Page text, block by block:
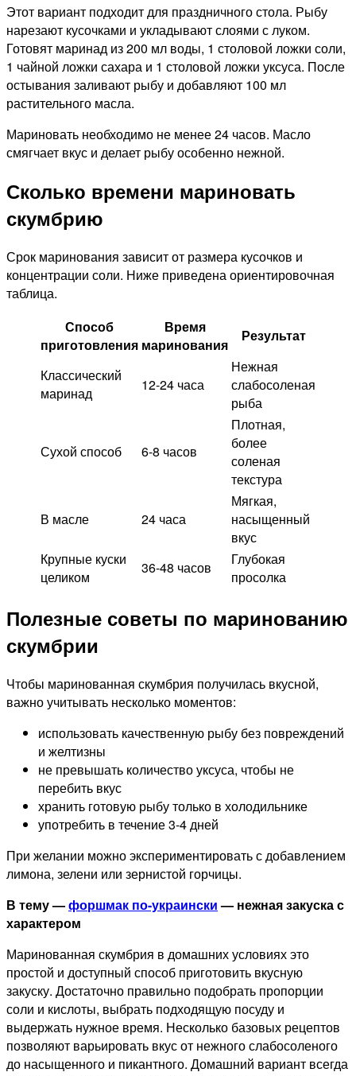
Этот вариант подходит для праздничного стола. Рыбу
нарезают кусочками и укладывают слоями с луком.
Готовят маринад из 200 мл воды, 1 столовой ложки соли,
1 чайной ложки сахара и 1 столовой ложки уксуса. После
остывания заливают рыбу и добавляют 100 мл
растительного масла.
Мариновать необходимо не менее 24 часов. Масло
смягчает вкус и делает рыбу особенно нежной.
Сколько времени мариновать
скумбрию
Срок маринования зависит от размера кусочков и
концентрации соли. Ниже приведена ориентировочная
таблица.
Способ
приготовления
Время
маринования
Результат
Классический
маринад
12-24 часа
Нежная
слабосоленая
рыба
Сухой способ 6-8 часов
Плотная,
более
соленая
текстура
В масле 24 часа
Мягкая,
насыщенный
вкус
Крупные куски
целиком
36-48 часов
Глубокая
просолка
Полезные советы по маринованию
скумбрии
Чтобы маринованная скумбрия получилась вкусной,
важно учитывать несколько моментов:
использовать качественную рыбу без повреждений
и желтизны
не превышать количество уксуса, чтобы не
перебить вкус
хранить готовую рыбу только в холодильнике
употребить в течение 3-4 дней
При желании можно экспериментировать с добавлением
лимона, зелени или зернистой горчицы.
В тему —форшмак по-украински— нежная закуска с
характером
Маринованная скумбрия в домашних условиях это
простой и доступный способ приготовить вкусную
закуску. Достаточно правильно подобрать пропорции
соли и кислоты, выбрать подходящую посуду и
выдержать нужное время. Несколько базовых рецептов
позволяют варьировать вкус от нежного слабосоленого
до насыщенного и пикантного. Домашний вариант всегда